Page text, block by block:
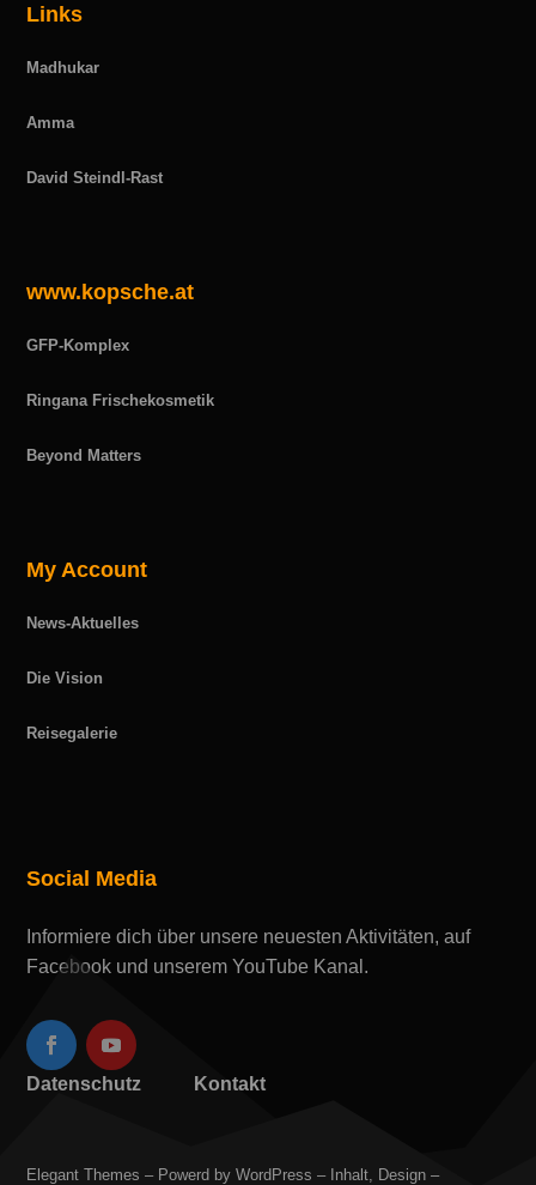
Links
Madhukar
Amma
David Steindl-Rast
www.kopsche.at
GFP-Komplex
Ringana Frischekosmetik
Beyond Matters
My Account
News-Aktuelles
Die Vision
Reisegalerie
Social Media
Informiere dich über unsere neuesten Aktivitäten, auf
Facebook und unserem YouTube Kanal.
Datenschutz Kontakt
Elegant Themes – Powerd by WordPress – Inhalt, Design –